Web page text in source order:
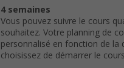
4 semaines
Vous pouvez suivre le cours
souhaitez. Votre planning de
personnalisé en fonction de la
choisissez de démarrer le